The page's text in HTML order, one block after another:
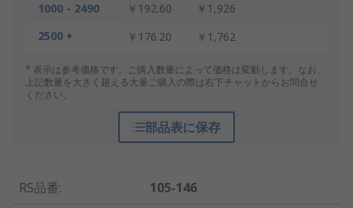
1000 - 2490
￥192.60
￥1,926
2500 +
￥176.20 ￥1,762
* 表示は参考価格です。ご購入数量によって価格は変動します。なお、
上記数量を大きく超える大量ご購入の際は右下チャットからお問合せ
ください。
部品表に保存
RS品番:
105-146